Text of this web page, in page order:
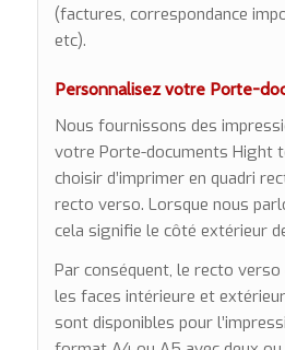
(factures, correspondance
etc).
Personnalisez votre Porte-
Nous fournissons des
votre Porte-documents Hight
choisir d’imprimer en quadri
recto verso. Lorsque nous
cela signifie le côté extérieur
Par conséquent, le recto
les faces intérieure et
sont disponibles pour